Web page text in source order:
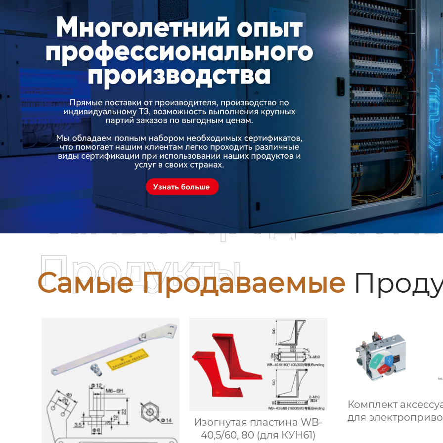
Самые Продаваемые
Самые
Продукты
Изогнутая пластина WB-
40,5/60, 80 (для КУН61)
Комплект
для